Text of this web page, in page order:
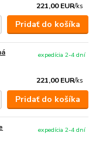
221,00 EUR/ks
Pridať do košíka
221,00 EUR/ks
expedícia 2-4 dní
Pridať do košíka
expedícia 2-4 dní